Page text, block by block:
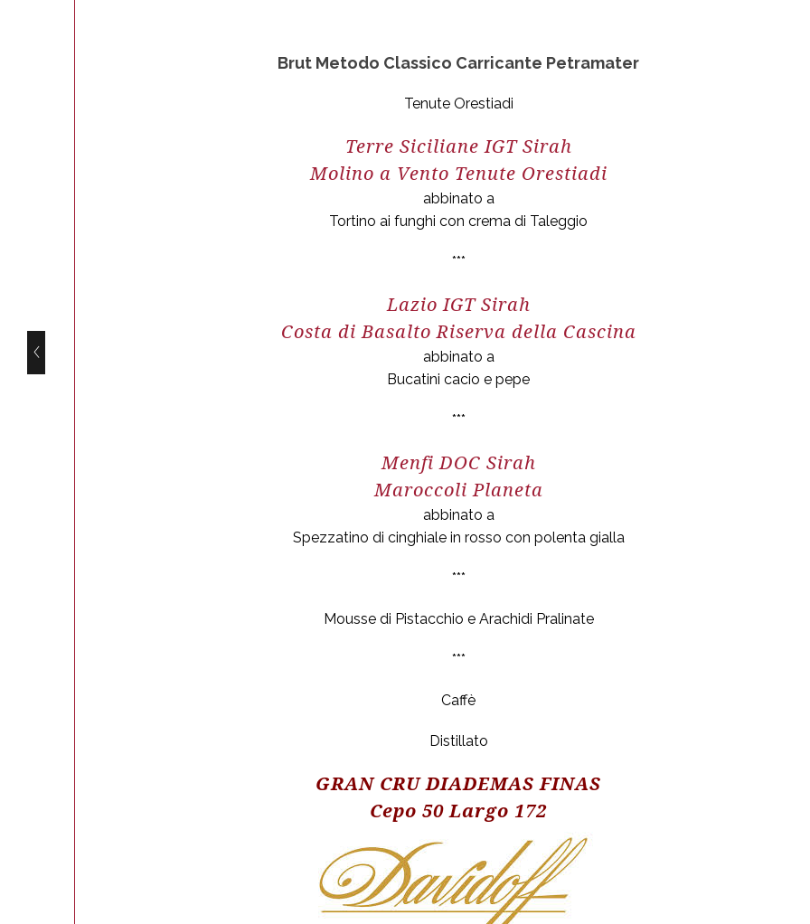
Brut Metodo Classico Carricante Petramater
Tenute Orestiadi
Terre Siciliane IGT Sirah
Molino a Vento Tenute Orestiadi
abbinato a
Tortino ai funghi con crema di Taleggio
***
Lazio IGT Sirah
Costa di Basalto Riserva della Cascina
abbinato a
Bucatini cacio e pepe
***
Menfi DOC Sirah
Maroccoli Planeta
abbinato a
Spezzatino di cinghiale in rosso con polenta gialla
***
Mousse di Pistacchio e Arachidi Pralinate
***
Caffè
Distillato
GRAN CRU DIADEMAS FINAS
Cepo 50 Largo 172